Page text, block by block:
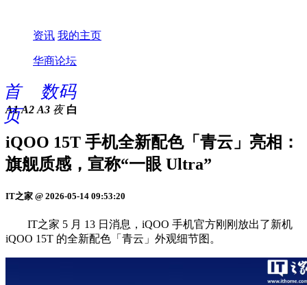
资讯 我的主页
华商论坛
首
页
数码
A1 A2 A3 夜 白
iQOO 15T 手机全新配色「青云」亮相：
旗舰质感，宣称“一眼 Ultra”
IT之家 @ 2026-05-14 09:53:20
IT之家 5 月 13 日消息，iQOO 手机官方刚刚放出了新机
iQOO 15T 的全新配色「青云」外观细节图。